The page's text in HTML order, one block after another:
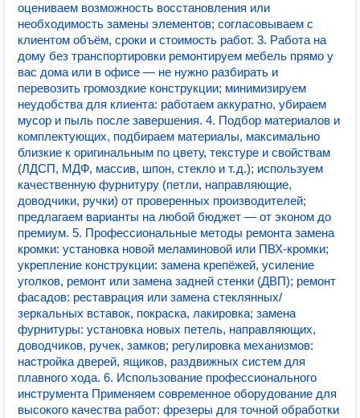
оцениваем возможность восстановления или
необходимость замены элементов; согласовываем с
клиентом объём, сроки и стоимость работ. 3. Работа на
дому без транспортировки ремонтируем мебель прямо у
вас дома или в офисе — не нужно разбирать и
перевозить громоздкие конструкции; минимизируем
неудобства для клиента: работаем аккуратно, убираем
мусор и пыль после завершения. 4. Подбор материалов и
комплектующих, подбираем материалы, максимально
близкие к оригинальным по цвету, текстуре и свойствам
(ЛДСП, МДФ, массив, шпон, стекло и т. д.); используем
качественную фурнитуру (петли, направляющие,
доводчики, ручки) от проверенных производителей;
предлагаем варианты на любой бюджет — от эконом до
премиум. 5. Профессиональные методы ремонта замена
кромки: установка новой меламиновой или ПВХ‑кромки;
укрепление конструкции: замена крепёжей, усиление
уголков, ремонт или замена задней стенки (ДВП); ремонт
фасадов: реставрация или замена стеклянных/
зеркальных вставок, покраска, лакировка; замена
фурнитуры: установка новых петель, направляющих,
доводчиков, ручек, замков; регулировка механизмов:
настройка дверей, ящиков, раздвижных систем для
плавного хода. 6. Использование профессионального
инструмента Применяем современное оборудование для
высокого качества работ: фрезеры для точной обработки